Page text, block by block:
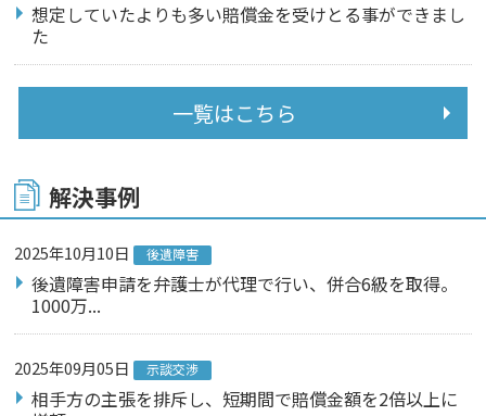
想定していたよりも多い賠償金を受けとる事ができまし
た
一覧はこちら
解決事例
2025年10月10日 後遺障害
後遺障害申請を弁護士が代理で行い、併合6級を取得。
1000万...
2025年09月05日 示談交渉
相手方の主張を排斥し、短期間で賠償金額を2倍以上に